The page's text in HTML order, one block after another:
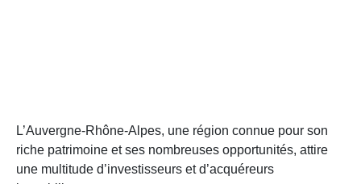
L’Auvergne-Rhône-Alpes, une région connue pour son
riche patrimoine et ses nombreuses opportunités, attire
une multitude d’investisseurs et d’acquéreurs